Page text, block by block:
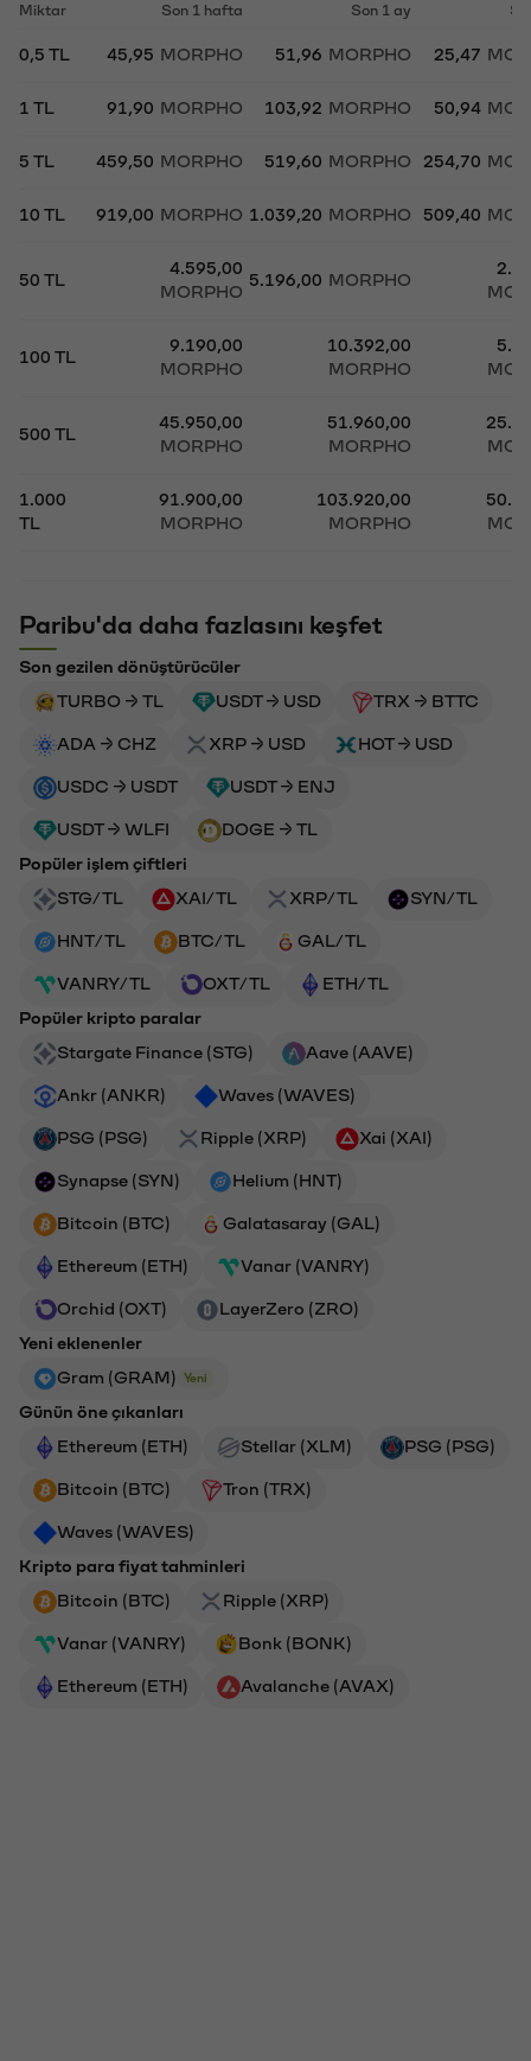
Miktar Son 1 hafta Son 1 ay
0,5 TL 45,95 MORPHO 51,96 MORPHO 25,47
1 TL 91,90 MORPHO 103,92 MORPHO 50,94
5 TL 459,50 MORPHO 519,60 MORPHO 254,70
10 TL 919,00 MORPHO 1.039,20 MORPHO 509,40
50 TL
4.595,00
MORPHO
5.196,00 MORPHO
100 TL
9.190,00
MORPHO
10.392,00
MORPHO
500 TL
45.950,00
MORPHO
51.960,00
MORPHO
1.000
TL
91.900,00
MORPHO
103.920,00
MORPHO
Paribu'da daha fazlasını keşfet
Son gezilen dönüştürücüler
TURBO → TL
USDT → USD TRX → BTTC
ADA → CHZ XRP → USD HOT → USD
USDC → USDT USDT → ENJ
USDT → WLFI
DOGE → TL
Popüler işlem çiftleri
STG/TL
XAI/TL XRP/TL SYN/TL
HNT/TL BTC/TL GAL/TL
VANRY/TL OXT/TL
ETH/TL
Popüler kripto paralar
Stargate Finance (STG)
Aave (AAVE)
Ankr (ANKR) Waves (WAVES)
PSG (PSG) Ripple (XRP) Xai (XAI)
Synapse (SYN) Helium (HNT)
Bitcoin (BTC) Galatasaray (GAL)
Ethereum (ETH) Vanar (VANRY)
Orchid (OXT)
LayerZero (ZRO)
Yeni eklenenler
Gram (GRAM)
Yeni
Günün öne çıkanları
Ethereum (ETH)
Stellar (XLM) PSG (PSG)
Bitcoin (BTC) Tron (TRX)
Waves (WAVES)
Kripto para fiyat tahminleri
Bitcoin (BTC)
Ripple (XRP)
Vanar (VANRY) Bonk (BONK)
Ethereum (ETH) Avalanche (AVAX)